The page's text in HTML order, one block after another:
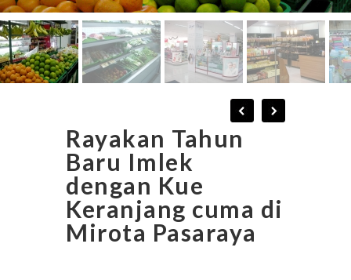
Rayakan Tahun
Baru Imlek
dengan Kue
Keranjang cuma di
Mirota Pasaraya